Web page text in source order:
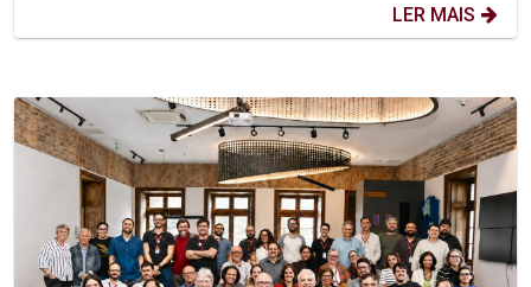
LER MAIS